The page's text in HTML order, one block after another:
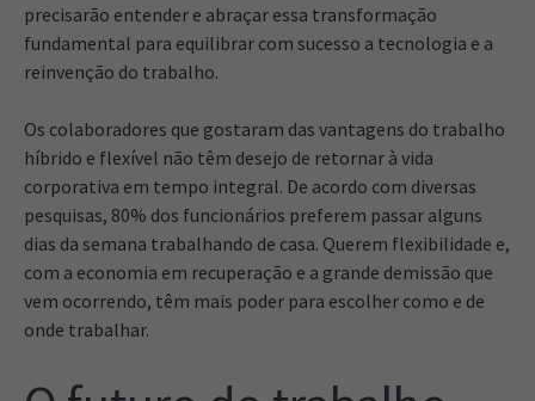
precisarão entender e abraçar essa transformação
fundamental para equilibrar com sucesso a tecnologia e a
reinvenção do trabalho.
Os colaboradores que gostaram das vantagens do trabalho
híbrido e flexível não têm desejo de retornar à vida
corporativa em tempo integral. De acordo com diversas
pesquisas, 80% dos funcionários preferem passar alguns
dias da semana trabalhando de casa. Querem flexibilidade e,
com a economia em recuperação e a grande demissão que
vem ocorrendo, têm mais poder para escolher como e de
onde trabalhar.